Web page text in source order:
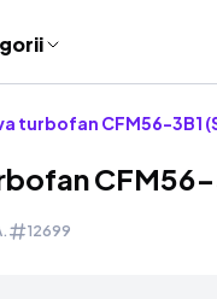
turbofan CFM56-3B1
12699